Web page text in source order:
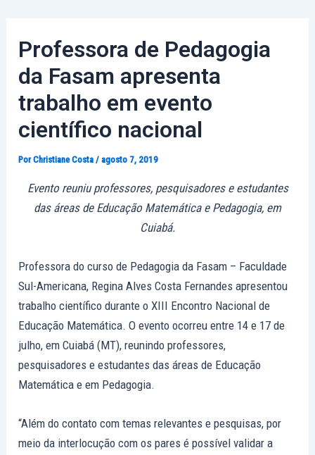
conteúdo
Professora de Pedagogia
da Fasam apresenta
trabalho em evento
científico nacional
PorChristiane Costa/agosto 7, 2019
Evento reuniu professores, pesquisadores e estudantes
das áreas de Educação Matemática e Pedagogia, em
Cuiabá.
Professora do curso de Pedagogia da Fasam – Faculdade
Sul-Americana, Regina Alves Costa Fernandes apresentou
trabalho científico durante o XIII Encontro Nacional de
Educação Matemática. O evento ocorreu entre 14 e 17 de
julho, em Cuiabá (MT), reunindo professores,
pesquisadores e estudantes das áreas de Educação
Matemática e em Pedagogia.
“Além do contato com temas relevantes e pesquisas, por
meio da interlocução com os pares é possível validar a